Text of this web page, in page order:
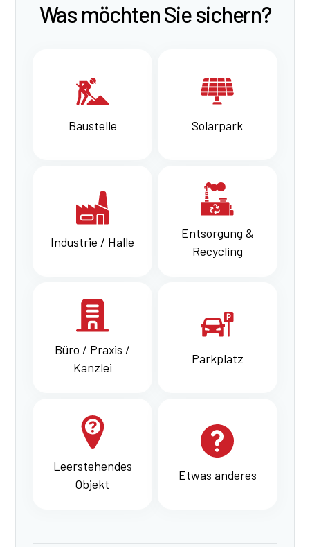
Was möchten Sie sichern?
Baustelle Solarpark
Industrie / Halle
Entsorgung &
Recycling
Büro / Praxis /
Kanzlei
Parkplatz
Leer­stehendes
Objekt
Etwas anderes